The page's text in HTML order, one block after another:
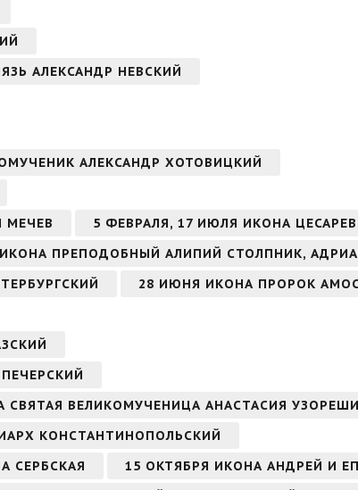
АЛЕКСАНДР НЕВСКИЙ
АЛЕКСАНДР ХОТОВИЦКИЙ
МЕЧЕВ
5 ФЕВРАЛЯ, 17 ИЮЛЯ ИКОНА
ИКОНА ПРЕПОДОБНЫЙ АЛИПИЙ СТОЛПНИК,
28 ИЮНЯ ИКОНА ПРОРОК
СВЯТАЯ ВЕЛИКОМУЧЕНИЦА АНАСТАСИЯ
КОНСТАНТИНОПОЛЬСКИЙ
СЕРБСКАЯ
15 ОКТЯБРЯ ИКОНА АНДРЕЙ И